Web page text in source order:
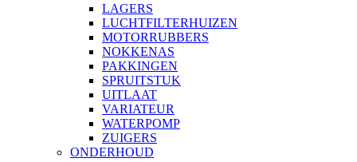
LAGERS
LUCHTFILTERHUIZEN
MOTORRUBBERS
NOKKENAS
PAKKINGEN
SPRUITSTUK
UITLAAT
VARIATEUR
WATERPOMP
ZUIGERS
ONDERHOUD